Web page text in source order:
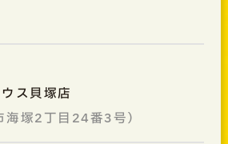
ス貝塚店
海塚2丁目24番3号）